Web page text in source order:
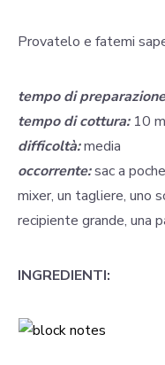
Provatelo e fatemi
tempo di
tempo di cottura:10
difficoltà:media
occorrente:sac a
mixer, un tagliere, uno
recipiente grande, una
INGREDIENTI: